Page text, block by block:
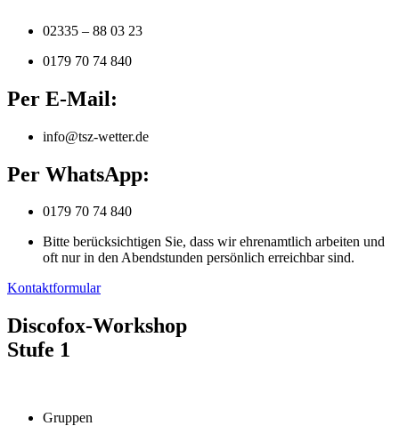
02335 – 88 03 23
0179 70 74 840
Per E-Mail:
info@tsz-wetter.de
Per WhatsApp:
0179 70 74 840
Bitte berücksichtigen Sie, dass wir ehrenamtlich arbeiten und
oft nur in den Abendstunden persönlich erreichbar sind.
Kontaktformular
Discofox-Workshop
Stufe 1
Gruppen